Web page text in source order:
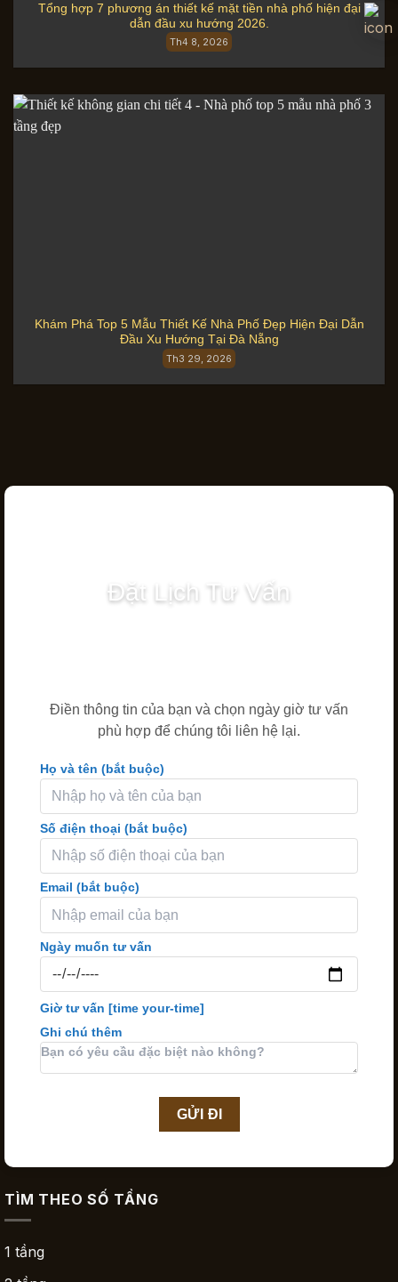
Tổng hợp 7 phương án thiết kế mặt tiền nhà phố hiện đại
dẫn đầu xu hướng 2026.
Th4 8, 2026
Khám Phá Top 5 Mẫu Thiết Kế Nhà Phố Đẹp Hiện Đại Dẫn
Đầu Xu Hướng Tại Đà Nẵng
Th3 29, 2026
Đặt Lịch Tư Vấn
Điền thông tin của bạn và chọn ngày giờ tư vấn
phù hợp để chúng tôi liên hệ lại.
Họ và tên (bắt buộc)
Số điện thoại (bắt buộc)
Email (bắt buộc)
Ngày muốn tư vấn
Giờ tư vấn [time your-time]
Ghi chú thêm
TÌM THEO SỐ TẦNG
1 tầng